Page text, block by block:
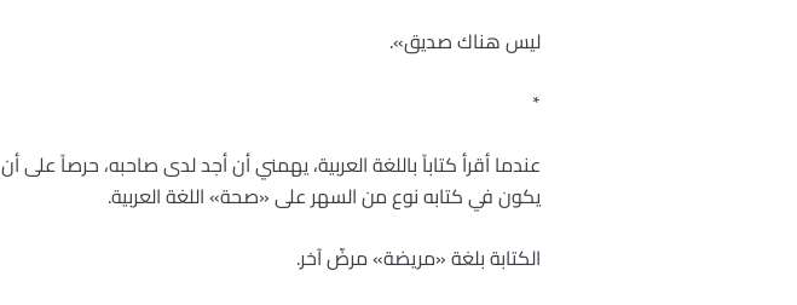
ليس هناك صديق».
*
عندما أقرأ كتاباً باللغة العربية، يهمني أن أجد لدى صاحبه، حرصاً على أن
يكون في كتابه نوع من السهر على «صحة» اللغة العربية.
الكتابة بلغة «مريضة» مرضّ آخر.